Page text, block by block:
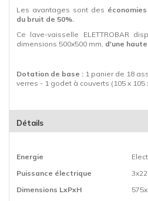
Les avantages sont des
du bruit de 50%.
Ce lave-vaisselle ELETTROBAR
dimensions 500x500 mm, d'une
Dotation de base : 1 panier de 18
verres - 1 godet à couverts (105 x 105
Détails
Energie
Puissance électrique
Dimensions LxPxH